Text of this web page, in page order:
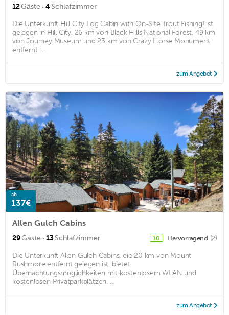
12Gäste · 4Schlafzimmer
Die Unterkunft Hill City Log Cabin with On-Site Trout Fishing! ist
gelegen in Hill City, 26 km von Black Hills National Forest, 49 km
von Journey Museum und 23 km von Crazy Horse Monument
entfernt. ...
zum Angebot
ab
137€
Allen Gulch Cabins
29Gäste · 13Schlafzimmer 10 Hervorragend (2)
Die Unterkunft Allen Gulch Cabins, die 20 km von Mount
Rushmore entfernt gelegen ist, bietet
Übernachtungsmöglichkeiten mit kostenlosem WLAN und
kostenlosen Privatparkplätzen. ...
zum Angebot